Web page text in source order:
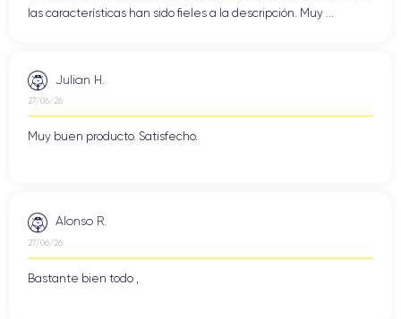
las características han sido fieles a la descripción. Muy ...
Julian H.
27/06/26
Muy buen producto. Satisfecho.
Alonso R.
27/06/26
Bastante bien todo ,